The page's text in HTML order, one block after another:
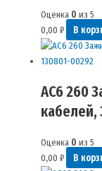
Оценка 0 из 5
0,00 ₽ В
AC6 260
кабелей,
Оценка 0 из 5
0,00 ₽ В